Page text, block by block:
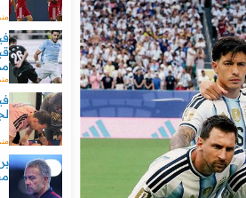
منذ 52
منذ 2
منذ 2